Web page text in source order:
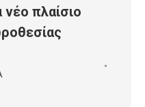
νέο πλαίσιο